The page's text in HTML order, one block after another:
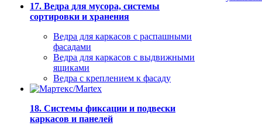
17. Ведра для мусора, системы
сортировки и хранения
Ведра для каркасов с распашными
фасадами
Ведра для каркасов с выдвижными
ящиками
Ведра с креплением к фасаду
18. Системы фиксации и подвески
каркасов и панелей